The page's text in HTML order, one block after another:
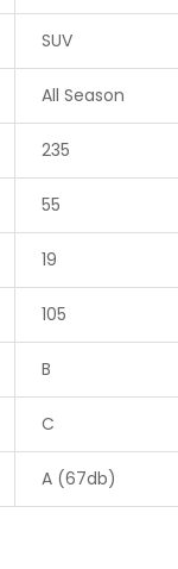
SUV
All Season
235
55
19
105
B
C
A (67db)